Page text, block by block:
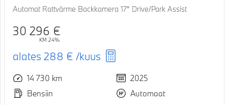
Automat Rattvärme Backkamera 17" Drive/Park Assist
30 296 €
KM 24%
alates 288 € /kuus
14 730 km
2025
Bensiin
Automaat